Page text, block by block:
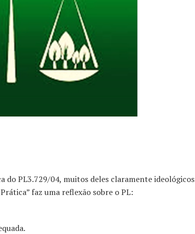
do PL3.729/04, muitos deles claramente ideológicos
faz uma reflexão sobre o PL: